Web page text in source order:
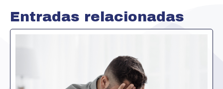
Entradas relacionadas